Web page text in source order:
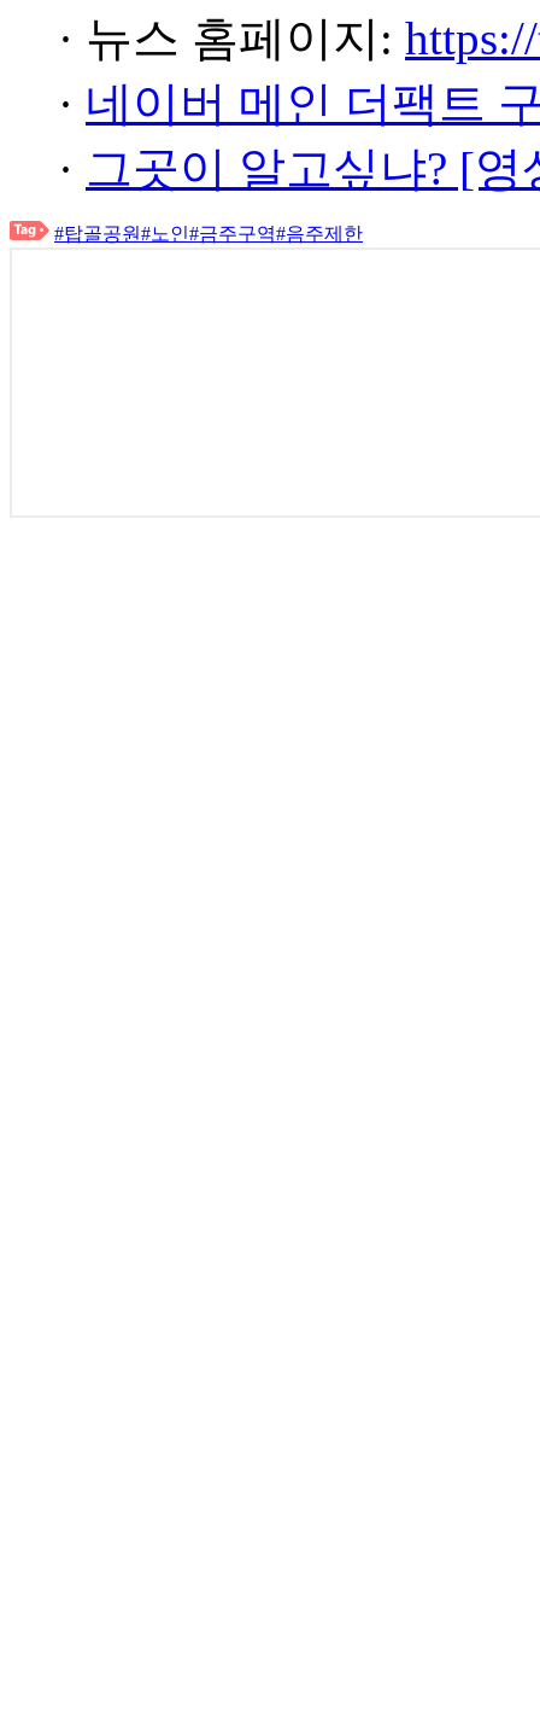
· 뉴스 홈페이지:
· 네이버 메인 더팩트
· 그곳이 알고싶냐? [
#탑골공원#노인#금주구역#음주제한